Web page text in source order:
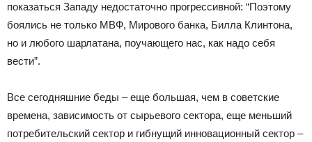
показаться Западу недостаточно прогрессивной: “Поэтому
боялись не только МВФ, Мирового банка, Билла Клинтона,
но и любого шарлатана, поучающего нас, как надо себя
вести”.
Все сегодняшние беды – еще большая, чем в советские
времена, зависимость от сырьевого сектора, еще меньший
потребительский сектор и гибнущий инновационный сектор –